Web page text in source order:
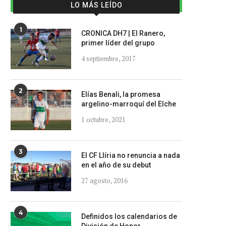
LO MÁS LEÍDO
1
CRONICA DH7 | El Ranero,
primer líder del grupo
4 septiembre, 2017
2
Elías Benali, la promesa
argelino-marroquí del Elche
1 octubre, 2021
3
El CF Llíria no renuncia a nada
en el año de su debut
27 agosto, 2016
4
Definidos los calendarios de